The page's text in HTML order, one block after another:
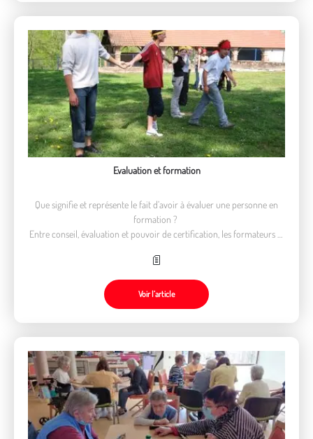
Evaluation et formation
Que signifie et représente le fait d’avoir à évaluer une personne en
formation ?
Entre conseil, évaluation et pouvoir de certification, les formateurs et
Voir l’article